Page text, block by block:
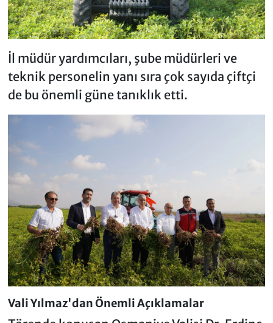
İl müdür yardımcıları, şube müdürleri ve
teknik personelin yanı sıra çok sayıda çiftçi
de bu önemli güne tanıklık etti.
Vali Yılmaz'dan Önemli Açıklamalar